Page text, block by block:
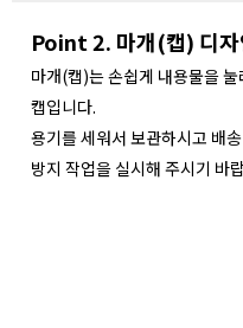
Point 2. 마개(캡) 디자
마개(캡)는 손쉽게 내용물을
캡입니다.
용기를 세워서 보관하시고 배
방지 작업을 실시해 주시기 바